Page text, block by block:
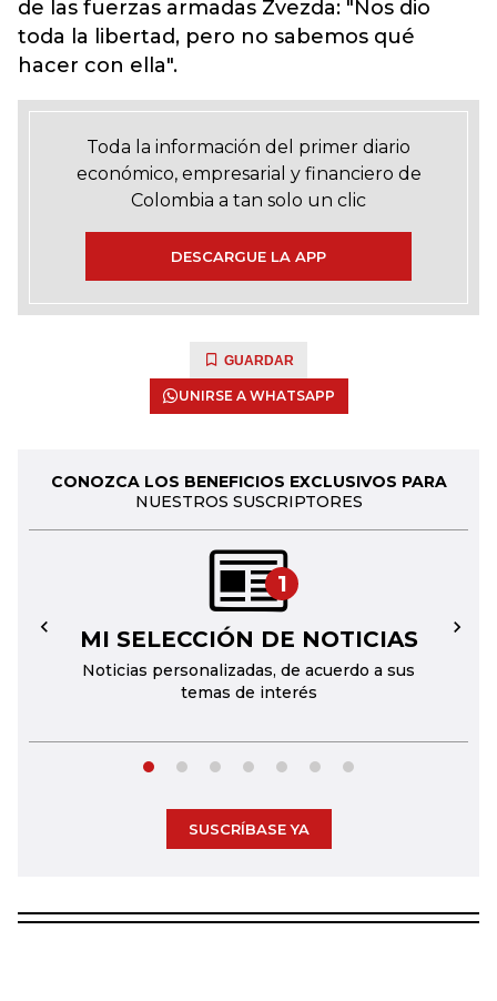
de las fuerzas armadas Zvezda: "Nos dio
toda la libertad, pero no sabemos qué
hacer con ella".
Toda la información del primer diario
económico, empresarial y financiero de
Colombia a tan solo un clic
DESCARGUE LA APP
GUARDAR
UNIRSE A WHATSAPP
CONOZCA LOS BENEFICIOS EXCLUSIVOS PARA
NUESTROS SUSCRIPTORES
1
MI SELECCIÓN DE NOTICIAS
Noticias personalizadas, de acuerdo a sus
temas de interés
← →
SUSCRÍBASE YA